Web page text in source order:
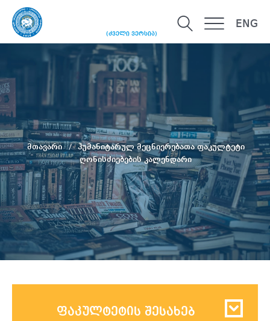
(ძველი ვერსია)
ENG
მთავარი
ჰუმანიტარულ მეცნიერებათა ფაკულტეტი
ღონისძიებების კალენდარი
ფაკულტეტის შესახებ